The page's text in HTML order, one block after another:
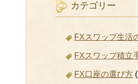
カテゴリー
FXスワップ生活
FXスワップ積立
FX口座の選び方